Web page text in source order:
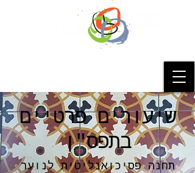
שיעורים פרטיים
בתפס"ן
תחנה פסיכואנליטית לנוער